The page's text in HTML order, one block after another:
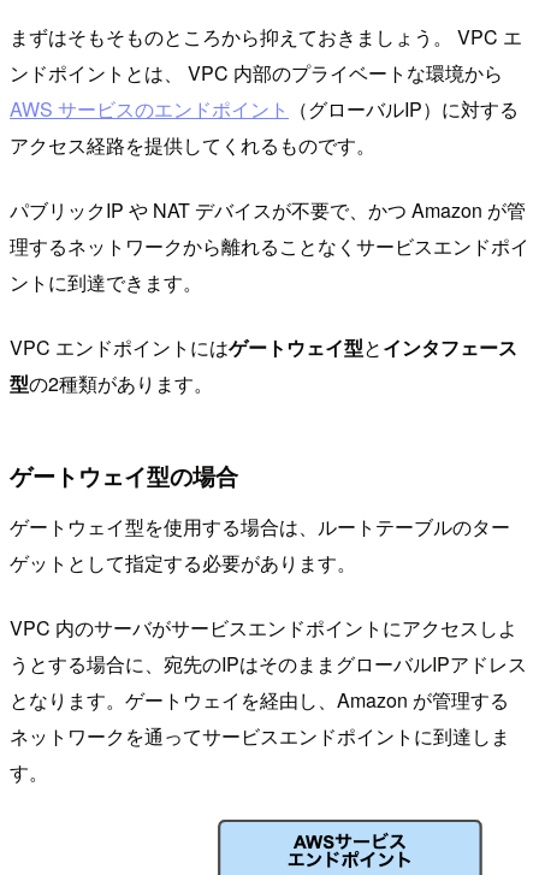
まずはそもそものところから抑えておきましょう。 VPC エ
ンドポイントとは、 VPC 内部のプライベートな環境から
AWS サービスのエンドポイント
（グローバルIP）に対する
アクセス経路を提供してくれるものです。
パブリックIP や NAT デバイスが不要で、かつ Amazon が管
理するネットワークから離れることなくサービスエンドポイ
ントに到達できます。
VPC エンドポイントにはゲートウェイ型とインタフェース
型の2種類があります。
ゲートウェイ型の場合
ゲートウェイ型を使用する場合は、ルートテーブルのター
ゲットとして指定する必要があります。
VPC 内のサーバがサービスエンドポイントにアクセスしよ
うとする場合に、宛先のIPはそのままグローバルIPアドレス
となります。ゲートウェイを経由し、Amazon が管理する
ネットワークを通ってサービスエンドポイントに到達しま
す。